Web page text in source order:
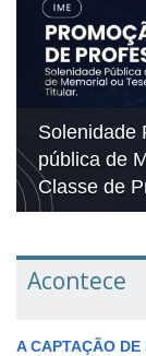
Solenidade
pública de
Classe de
Acontece
A CAPTAÇÃO DE